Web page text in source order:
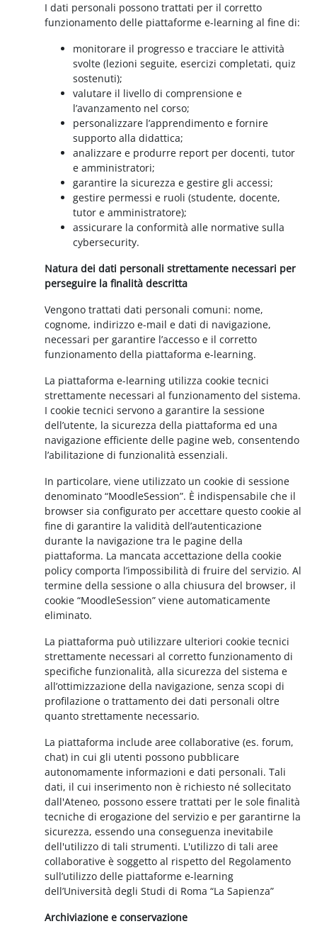
I dati personali possono trattati per il corretto
funzionamento delle piattaforme e-learning al fine di:
monitorare il progresso e tracciare le attività
svolte (lezioni seguite, esercizi completati, quiz
sostenuti);
valutare il livello di comprensione e
l’avanzamento nel corso;
personalizzare l’apprendimento e fornire
supporto alla didattica;
analizzare e produrre report per docenti, tutor
e amministratori;
garantire la sicurezza e gestire gli accessi;
gestire permessi e ruoli (studente, docente,
tutor e amministratore);
assicurare la conformità alle normative sulla
cybersecurity.
Natura dei dati personali strettamente necessari per
perseguire la finalità descritta
Vengono trattati dati personali comuni: nome,
cognome, indirizzo e-mail e dati di navigazione,
necessari per garantire l’accesso e il corretto
funzionamento della piattaforma e-learning.
La piattaforma e-learning utilizza cookie tecnici
strettamente necessari al funzionamento del sistema.
I cookie tecnici servono a garantire la sessione
dell’utente, la sicurezza della piattaforma ed una
navigazione efficiente delle pagine web, consentendo
l’abilitazione di funzionalità essenziali.
In particolare, viene utilizzato un cookie di sessione
denominato “MoodleSession”. È indispensabile che il
browser sia configurato per accettare questo cookie al
fine di garantire la validità dell’autenticazione
durante la navigazione tra le pagine della
piattaforma. La mancata accettazione della cookie
policy comporta l’impossibilità di fruire del servizio. Al
termine della sessione o alla chiusura del browser, il
cookie “MoodleSession” viene automaticamente
eliminato.
La piattaforma può utilizzare ulteriori cookie tecnici
strettamente necessari al corretto funzionamento di
specifiche funzionalità, alla sicurezza del sistema e
all’ottimizzazione della navigazione, senza scopi di
profilazione o trattamento dei dati personali oltre
quanto strettamente necessario.
La piattaforma include aree collaborative (es. forum,
chat) in cui gli utenti possono pubblicare
autonomamente informazioni e dati personali. Tali
dati, il cui inserimento non è richiesto né sollecitato
dall'Ateneo, possono essere trattati per le sole finalità
tecniche di erogazione del servizio e per garantirne la
sicurezza, essendo una conseguenza inevitabile
dell'utilizzo di tali strumenti. L'utilizzo di tali aree
collaborative è soggetto al rispetto del Regolamento
sull’utilizzo delle piattaforme e-learning
dell’Università degli Studi di Roma “La Sapienza”
Archiviazione e conservazione